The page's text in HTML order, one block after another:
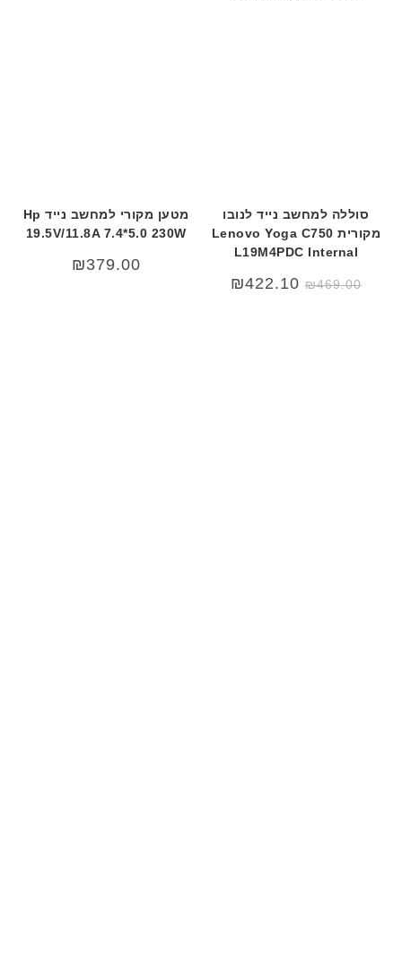
המקורי
סוללה למחשב נייד לנובו
מקורית Lenovo Yoga C750
L19M4PDC Internal
₪469.00
₪422.10
מטען מקורי למחשב נייד Hp
19.5V/11.8A 7.4*5.0 230W
₪379.00